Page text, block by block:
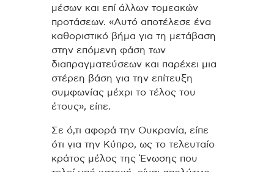
μέσων και επί άλλων τομεακών
προτάσεων. «Αυτό αποτέλεσε ένα
καθοριστικό βήμα για τη μετάβαση
στην επόμενη φάση των
διαπραγματεύσεων και παρέχει μια
στέρεη βάση για την επίτευξη
συμφωνίας μέχρι το τέλος του
έτους», είπε.
Σε ό,τι αφορά την Ουκρανία, είπε
ότι για την Κύπρο, ως το τελευταίο
κράτος μέλος της Ένωσης που